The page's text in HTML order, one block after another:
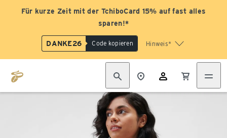
Für kurze Zeit mit der TchiboCard 15% auf fast alles
sparen!*
DANKE26 Code kopieren Hinweis*